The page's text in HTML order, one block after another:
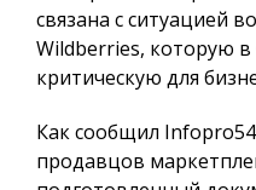
связана с ситуацией
Wildberries, которую
критическую для
Как сообщил Infopro54
продавцов